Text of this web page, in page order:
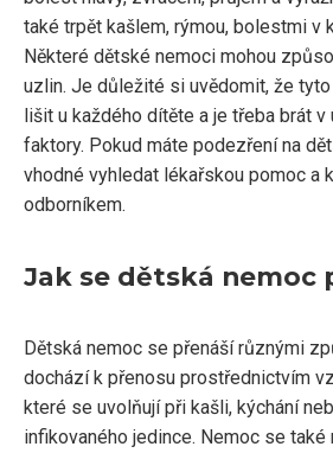
také trpět kašlem, rýmou, bolestmi v
Některé dětské nemoci mohou
uzlin. Je důležité si uvědomit, že
lišit u každého dítěte a je třeba brát v
faktory. Pokud máte podezření na
vhodné vyhledat lékařskou pomoc a
odborníkem.
Jak se dětská nemoc
Dětská nemoc se přenáší různými
dochází k přenosu prostřednictvím
které se uvolňují při kašli, kýchání
infikovaného jedince. Nemoc se